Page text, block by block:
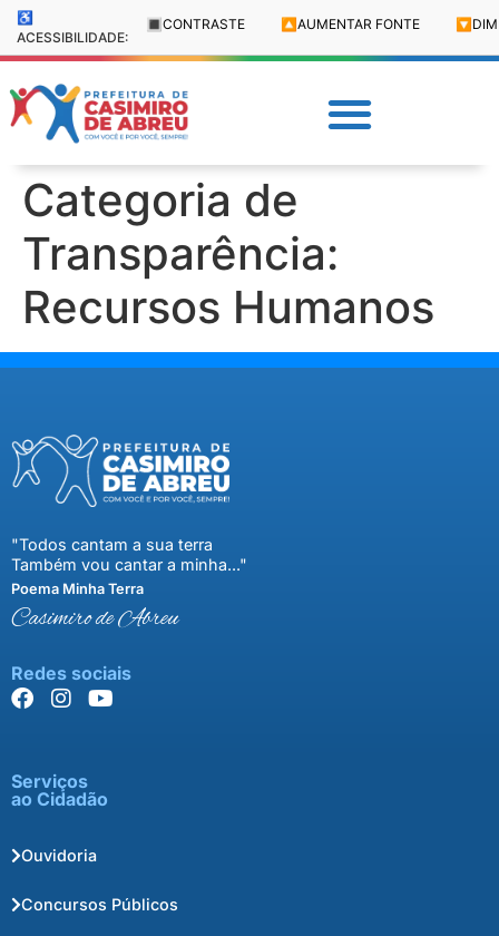
♿
ACESSIBILIDADE:
🔳 CONTRASTE 🔼 AUMENTAR FONTE 🔽
Categoria de
Transparência:
Recursos Humanos
"Todos cantam a sua terra
Também vou cantar a minha..."
Poema Minha Terra
Casimiro de Abreu
Redes sociais
Serviços
ao Cidadão
Ouvidoria
Concursos Públicos